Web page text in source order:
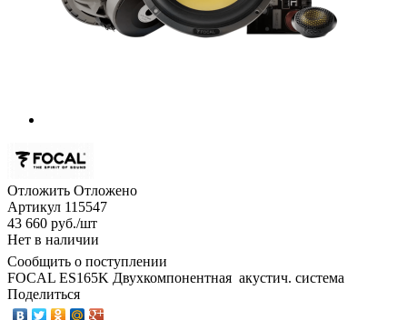
Отложить Отложено
Артикул 115547
43 660 руб./шт
Нет в наличии
Сообщить о поступлении
FOCAL ES165K Двухкомпонентная акустич. система
Поделиться